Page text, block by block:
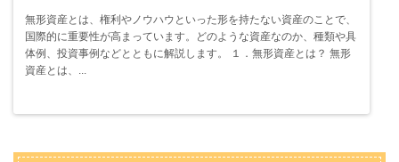
無形資産とは、権利やノウハウといった形を持たない資産のことで、
国際的に重要性が高まっています。どのような資産なのか、種類や具
体例、投資事例などとともに解説します。 １．無形資産とは？ 無形
資産とは、...